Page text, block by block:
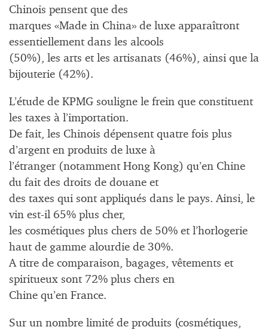
Chinois pensent que des
marques «Made in China» de luxe apparaîtront
essentiellement dans les alcools
(50%), les arts et les artisanats (46%), ainsi que la
bijouterie (42%).
L’étude de KPMG souligne le frein que constituent
les taxes à l’importation.
De fait, les Chinois dépensent quatre fois plus
d’argent en produits de luxe à
l’étranger (notamment Hong Kong) qu’en Chine
du fait des droits de douane et
des taxes qui sont appliqués dans le pays. Ainsi, le
vin est-il 65% plus cher,
les cosmétiques plus chers de 50% et l’horlogerie
haut de gamme alourdie de 30%.
A titre de comparaison, bagages, vêtements et
spiritueux sont 72% plus chers en
Chine qu’en France.
Sur un nombre limité de produits (cosmétiques,